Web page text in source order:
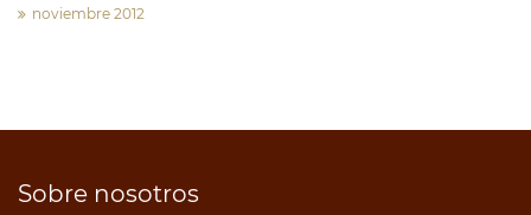
noviembre 2012
Sobre nosotros